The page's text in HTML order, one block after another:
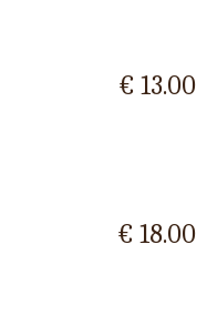
€ 13.00
€ 18.00